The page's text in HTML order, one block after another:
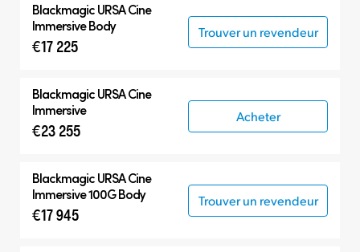
BlackmagicURSA Cine
Immersive Body
€17 225
Trouver un revendeur
BlackmagicURSA Cine
Immersive
€23 255
Acheter
BlackmagicURSA Cine
Immersive 100G Body
€17 945
Trouver un revendeur